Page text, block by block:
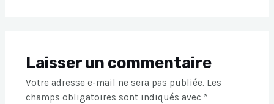
Laisser un commentaire
Votre adresse e-mail ne sera pas publiée. Les
champs obligatoires sont indiqués avec *